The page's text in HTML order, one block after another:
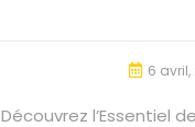
6 avril,
Découvrez l’Essentiel